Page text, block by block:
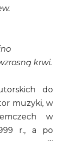
krwi.
do
muzyki, w
w
r., a po